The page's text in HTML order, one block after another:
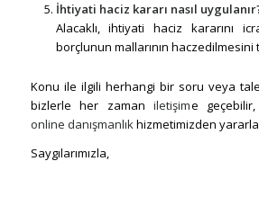
İhtiyati haciz kararı nasıl
Alacaklı, ihtiyati haciz kararını
borçlunun mallarının
Konu ile ilgili herhangi bir soru veya
bizlerle her zaman iletişime
online danışmanlıkhizmetimizden
Saygılarımızla,